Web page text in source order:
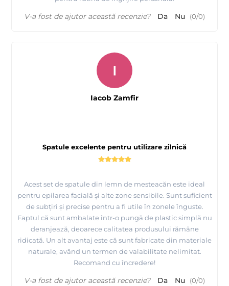
V-a fost de ajutor această recenzie? Da Nu (0/0)
Spatule excelente pentru utilizare zilnică
Acest set de spatule din lemn de mesteacăn este ideal
pentru epilarea facială și alte zone sensibile. Sunt suficient
de subțiri și precise pentru a fi utile în zonele înguste.
Faptul că sunt ambalate într-o pungă de plastic simplă nu
deranjează, deoarece calitatea produsului rămâne
ridicată. Un alt avantaj este că sunt fabricate din materiale
naturale, având un termen de valabilitate nelimitat.
Recomand cu încredere!
I
Iacob Zamfir
V-a fost de ajutor această recenzie? Da Nu (0/0)